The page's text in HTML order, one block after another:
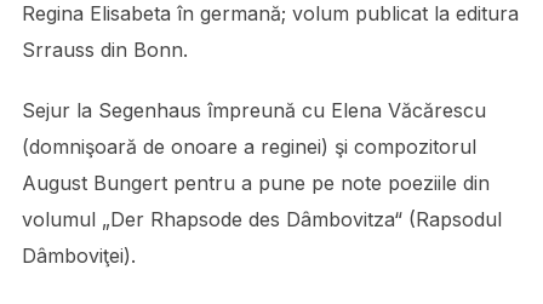
Regina Elisabeta în germană; volum publicat la editura
Srrauss din Bonn.
Sejur la Segenhaus împreună cu Elena Văcărescu
(domnişoară de onoare a reginei) şi compozitorul
August Bungert pentru a pune pe note poeziile din
volumul „Der Rhapsode des Dâmbovitza“ (Rapsodul
Dâmboviţei).